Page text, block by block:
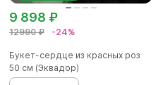
12990 ₽ -24%
9 898 ₽
Букет-сердце из красных роз
50 см (Эквадор)